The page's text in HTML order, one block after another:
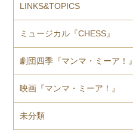
LINKS&TOPICS
ミュージカル『CHESS』
劇団四季『マンマ・ミーア！』
映画『マンマ・ミーア！』
未分類